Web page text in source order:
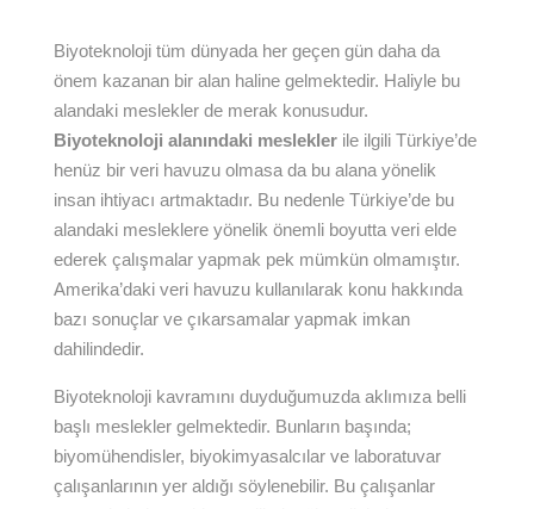
Biyoteknoloji tüm dünyada her geçen gün daha da
önem kazanan bir alan haline gelmektedir. Haliyle bu
alandaki meslekler de merak konusudur.
Biyoteknoloji alanındaki meslekler ile ilgili Türkiye’de
henüz bir veri havuzu olmasa da bu alana yönelik
insan ihtiyacı artmaktadır. Bu nedenle Türkiye’de bu
alandaki mesleklere yönelik önemli boyutta veri elde
ederek çalışmalar yapmak pek mümkün olmamıştır.
Amerika’daki veri havuzu kullanılarak konu hakkında
bazı sonuçlar ve çıkarsamalar yapmak imkan
dahilindedir.
Biyoteknoloji kavramını duyduğumuzda aklımıza belli
başlı meslekler gelmektedir. Bunların başında;
biyomühendisler, biyokimyasalcılar ve laboratuvar
çalışanlarının yer aldığı söylenebilir. Bu çalışanlar